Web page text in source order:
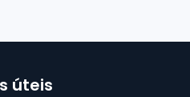
úteis